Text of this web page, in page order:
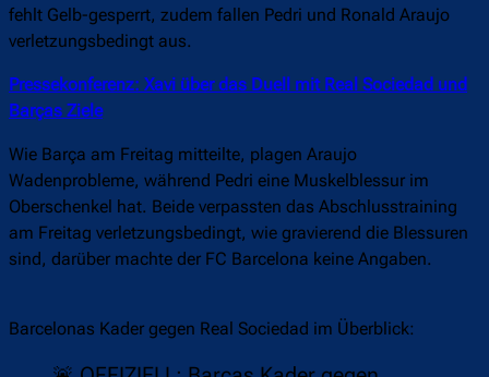
fehlt Gelb-gesperrt, zudem fallen Pedri und Ronald Araujo
verletzungsbedingt aus.
Pressekonferenz: Xavi über das Duell mit Real Sociedad und
Barças Ziele
Wie Barça am Freitag mitteilte, plagen Araujo
Wadenprobleme, während Pedri eine Muskelblessur im
Oberschenkel hat. Beide verpassten das Abschlusstraining
am Freitag verletzungsbedingt, wie gravierend die Blessuren
sind, darüber machte der FC Barcelona keine Angaben.
Barcelonas Kader gegen Real Sociedad im Überblick: